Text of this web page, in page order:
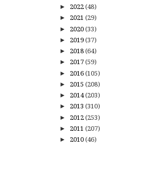
► 2022 (48)
► 2021 (29)
► 2020 (33)
► 2019 (37)
► 2018 (64)
► 2017 (59)
► 2016 (105)
► 2015 (208)
► 2014(203)
► 2013 (310)
► 2012 (253)
► 2011 (207)
► 2010 (46)